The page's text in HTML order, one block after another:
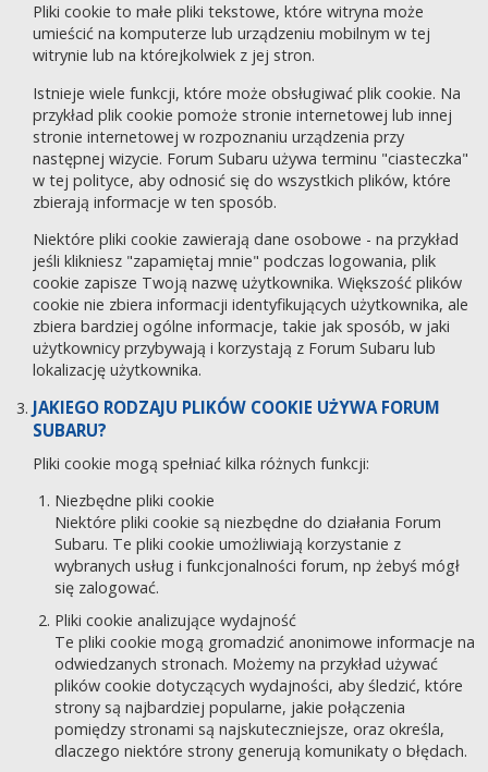
Pliki cookie to małe pliki tekstowe, które witryna może
umieścić na komputerze lub urządzeniu mobilnym w tej
witrynie lub na którejkolwiek z jej stron.
Istnieje wiele funkcji, które może obsługiwać plik cookie. Na
przykład plik cookie pomoże stronie internetowej lub innej
stronie internetowej w rozpoznaniu urządzenia przy
następnej wizycie. Forum Subaru używa terminu "ciasteczka"
w tej polityce, aby odnosić się do wszystkich plików, które
zbierają informacje w ten sposób.
Niektóre pliki cookie zawierają dane osobowe - na przykład
jeśli klikniesz "zapamiętaj mnie" podczas logowania, plik
cookie zapisze Twoją nazwę użytkownika. Większość plików
cookie nie zbiera informacji identyfikujących użytkownika, ale
zbiera bardziej ogólne informacje, takie jak sposób, w jaki
użytkownicy przybywają i korzystają z Forum Subaru lub
lokalizację użytkownika.
JAKIEGO RODZAJU PLIKÓW COOKIE UŻYWA FORUM
SUBARU?
Pliki cookie mogą spełniać kilka różnych funkcji:
Niezbędne pliki cookie
Niektóre pliki cookie są niezbędne do działania Forum
Subaru. Te pliki cookie umożliwiają korzystanie z
wybranych usług i funkcjonalności forum, np żebyś mógł
się zalogować.
Pliki cookie analizujące wydajność
Te pliki cookie mogą gromadzić anonimowe informacje na
odwiedzanych stronach. Możemy na przykład używać
plików cookie dotyczących wydajności, aby śledzić, które
strony są najbardziej popularne, jakie połączenia
pomiędzy stronami są najskuteczniejsze, oraz określa,
dlaczego niektóre strony generują komunikaty o błędach.